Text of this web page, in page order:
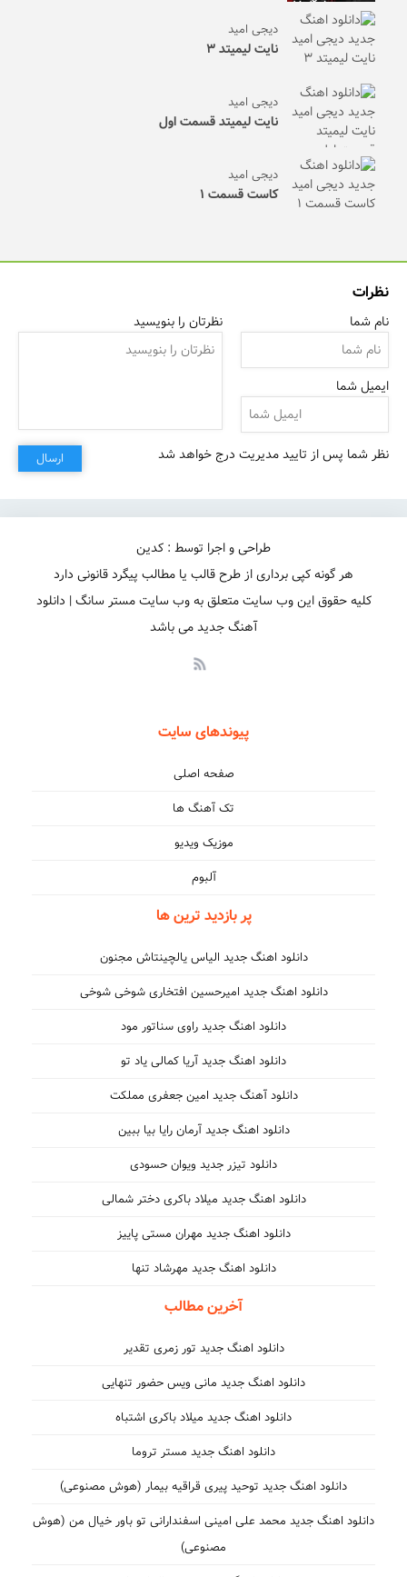
دیجی امید
نایت لیمیتد ۳
دیجی امید
نایت لیمیتد قسمت اول
دیجی امید
کاست قسمت ۱
نظرات
نام شما
ایمیل شما
نظرتان را بنویسید
نظر شما پس از تایید مدیریت درج خواهد شد ارسال
طراحی و اجرا توسط : کدین
هر گونه کپی برداری از طرح قالب یا مطالب پیگرد قانونی دارد
کلیه حقوق این وب سایت متعلق به وب سایت مستر سانگ | دانلود
آهنگ جدید می باشد
پیوندهای سایت
صفحه اصلی
تک آهنگ ها
موزیک ویدیو
آلبوم
پر بازدید ترین ها
دانلود اهنگ جدید الیاس یالچینتاش مجنون
دانلود اهنگ جدید امیرحسین افتخاری شوخی شوخی
دانلود اهنگ جدید راوی سناتور مود
دانلود اهنگ جدید آریا کمالی یاد تو
دانلود آهنگ جدید امین جعفری مملکت
دانلود اهنگ جدید آرمان رایا بیا ببین
دانلود تیزر جدید ویوان حسودی
دانلود اهنگ جدید میلاد باکری دختر شمالی
دانلود اهنگ جدید مهران مستی پاییز
دانلود اهنگ جدید مهرشاد تنها
آخرین مطالب
دانلود اهنگ جدید تور زمری تقدیر
دانلود اهنگ جدید مانی ویس حضور تنهایی
دانلود اهنگ جدید میلاد باکری اشتباه
دانلود اهنگ جدید مستر تروما
دانلود اهنگ جدید توحید پیری قراقیه بیمار (هوش مصنوعی)
دانلود اهنگ جدید محمد علی امینی اسفندارانی تو باور خیال من (هوش
مصنوعی)